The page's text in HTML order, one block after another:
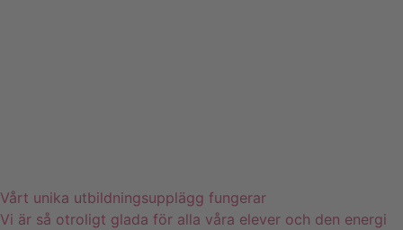
Vårt unika utbildningsupplägg fungerar
Vi är så otroligt glada för alla våra elever och den energi